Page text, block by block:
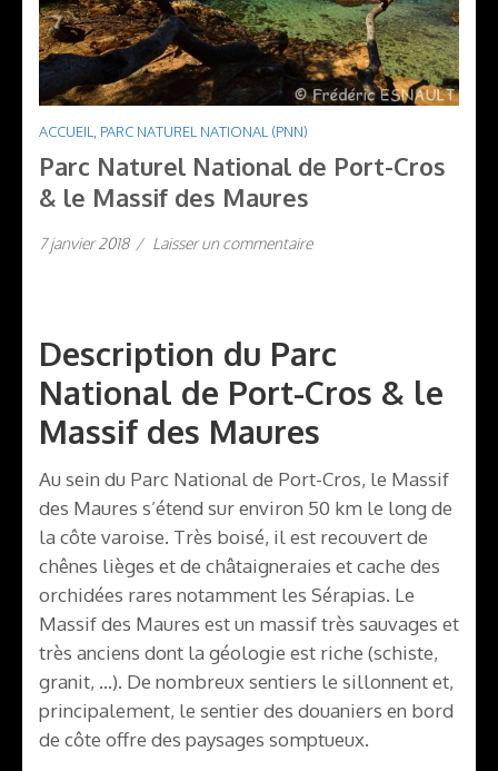
ACCUEIL PARC NATUREL NATIONAL (PNN)
Parc Naturel National de Port-Cros
& le Massif des Maures
7 janvier 2018 / Laisser un commentaire
Description du Parc
National de Port-Cros & le
Massif des Maures
Au sein du Parc National de Port-Cros, le Massif
des Maures s’étend sur environ 50 km le long de
la côte varoise. Très boisé, il est recouvert de
chênes lièges et de châtaigneraies et cache des
orchidées rares notamment les Sérapias. Le
Massif des Maures est un massif très sauvages et
très anciens dont la géologie est riche (schiste,
granit, …). De nombreux sentiers le sillonnent et,
principalement, le sentier des douaniers en bord
de côte offre des paysages somptueux.